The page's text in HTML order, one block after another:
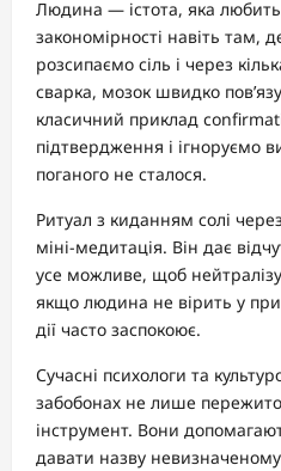
Людина — істота, яка
закономірності навіть там,
розсипаємо сіль і через
сварка, мозок швидко
класичний приклад
підтвердження і ігноруємо
поганого не сталося.
Ритуал з киданням солі
міні-медитація. Він дає
усе можливе, щоб
якщо людина не вірить у
дії часто заспокоює.
Сучасні психологи та
забобонах не лише
інструмент. Вони
давати назву